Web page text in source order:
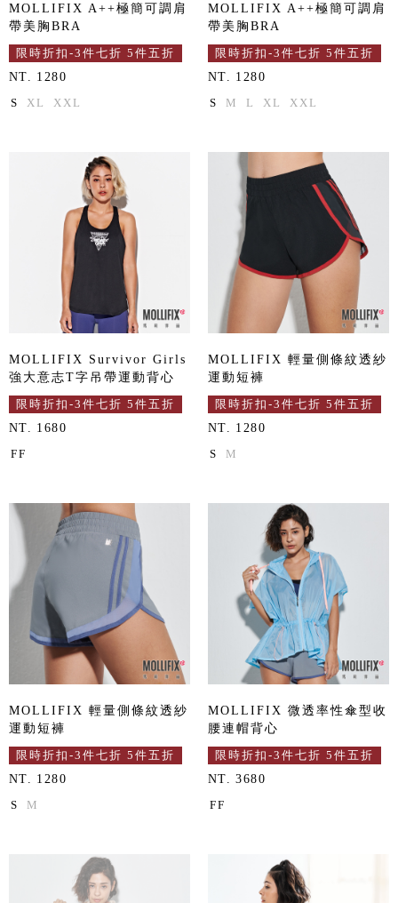
MOLLIFIX A++極簡可調肩
帶美胸BRA
限時折扣-3件七折 5件五折
NT. 1280
S XL XXL
MOLLIFIX A++極簡可調肩
帶美胸BRA
限時折扣-3件七折 5件五折
NT. 1280
S M L XL XXL
MOLLIFIX Survivor Girls
強大意志T字吊帶運動背心
限時折扣-3件七折 5件五折
NT. 1680
FF
MOLLIFIX 輕量側條紋透紗
運動短褲
限時折扣-3件七折 5件五折
NT. 1280
S M
MOLLIFIX 輕量側條紋透紗
運動短褲
限時折扣-3件七折 5件五折
NT. 1280
S M
MOLLIFIX 微透率性傘型收
腰連帽背心
限時折扣-3件七折 5件五折
NT. 3680
FF